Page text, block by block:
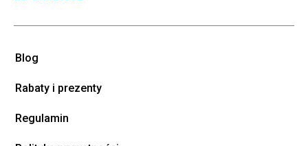
Blog
Rabaty i prezenty
Regulamin